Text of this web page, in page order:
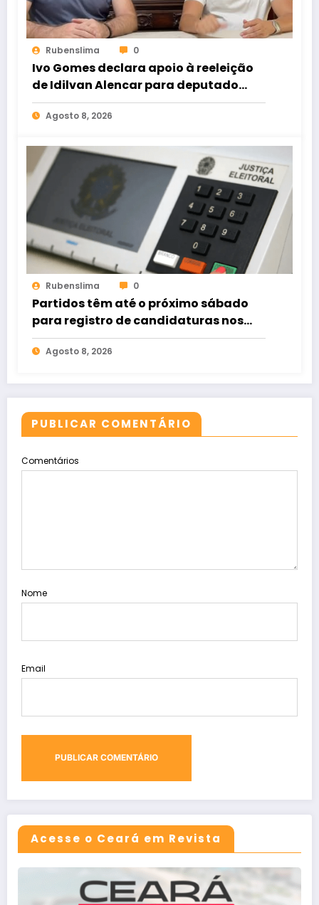
Rubenslima 0
Ivo Gomes declara apoio à reeleição
de Idilvan Alencar para deputado
federal
Agosto 8, 2026
Rubenslima 0
Partidos têm até o próximo sábado
para registro de candidaturas nos
tribunais
Agosto 8, 2026
PUBLICAR COMENTÁRIO
Comentários
Nome
Email
Acesse o Ceará em Revista